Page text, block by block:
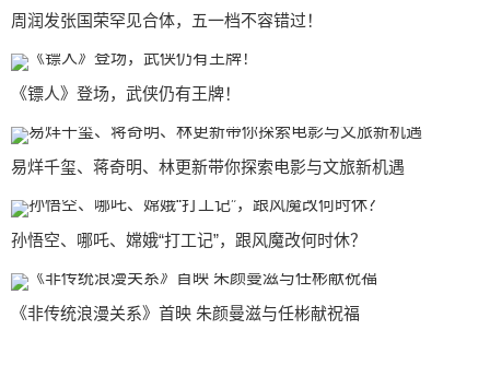
周润发张国荣罕见合体，五一档不容错过！
《镖人》登场，武侠仍有王牌！
易烊千玺、蒋奇明、林更新带你探索电影与文旅新机遇
孙悟空、哪吒、嫦娥“打工记”，跟风魔改何时休？
《非传统浪漫关系》首映 朱颜曼滋与任彬献祝福